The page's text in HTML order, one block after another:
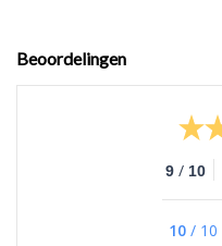
Beoordelingen
9 / 10
10 / 10